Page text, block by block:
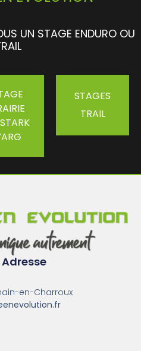
UN STAGE ENDURO OU
STAGES
TRAIL
en-Charroux